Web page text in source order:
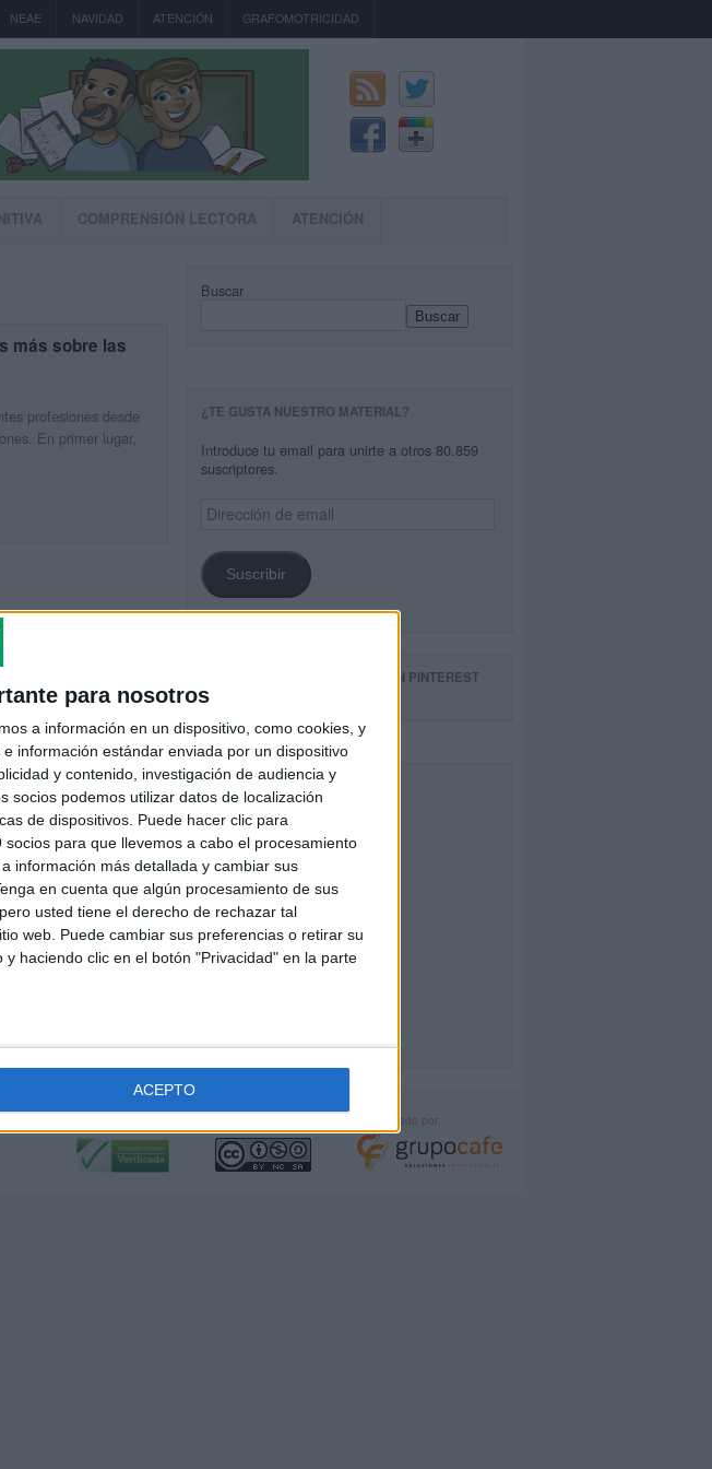
para nosotros
a información en un dispositivo, como cookies, y
información estándar enviada por un dispositivo
y contenido, investigación de audiencia y
socios podemos utilizar datos de localización
de dispositivos. Puede hacer clic para
para que llevemos a cabo el procesamiento
información más detallada y cambiar sus
en cuenta que algún procesamiento de sus
usted tiene el derecho de rechazar tal
web. Puede cambiar sus preferencias o retirar su
haciendo clic en el botón "Privacidad" en la parte
ACEPTO
NEAE NAVIDAD ATENCIÓN GRAFOMOTRICIDAD
COMPRENSIÓN LECTORA ATENCIÓN
más sobre las
profesiones desde
En primer lugar,
Buscar
Buscar
¿TE GUSTA NUESTRO MATERIAL?
Introduce tu email para unirte a otros 80.859
suscriptores.
Dirección
de
Suscribir
SIGUE NUESTROS TABLEROS EN PINTEREST